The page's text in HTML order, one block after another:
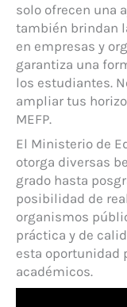
solo ofrecen una
también brindan
en empresas y
garantiza una
los estudiantes.
ampliar tus
MEFP.
El Ministerio de
otorga diversas
grado hasta
posibilidad de
organismos
práctica y de
esta oportunidad
académicos.